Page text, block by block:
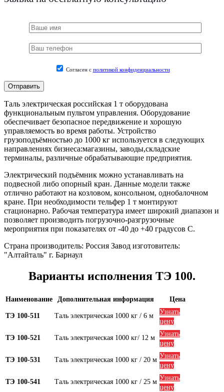
Согласен с политикой конфиденциальности
Таль электрическая российская 1 т оборудована
функциональным пультом управления. Оборудование
обеспечивает безопасное передвижение и хорошую
управляемость во время работы. Устройство
грузоподъёмностью до 1000 кг используется в следующих
направлениях бизнеса:магазины, заводы,складские
терминалы, различные обрабатывающие предприятия.
Электрический подъёмник можно устанавливать на
подвесной либо опорный кран. Данные модели также
отлично работают на козловом, консольном, однобалочном
кране. При необходимости тельфер 1 т монтируют
стационарно. Рабочая температура имеет широкий диапазон и
позволяет производить погрузочно-разгрузочные
мероприятия при показателях от -40 до +40 градусов С.
Страна производитель: Россия Завод изготовитель:
"Алтайталь" г. Барнаул
Варианты исполнения ТЭ 100.
Наименование Дополнительная информация Цена
ТЭ 100-511 Таль электрическая 1000 кг / 6 м
Узнать
цену
ТЭ 100-521 Таль электрическая 1000 кг/ 12 м
Узнать
цену
ТЭ 100-531 Таль электрическая 1000 кг / 20 м
Узнать
цену
ТЭ 100-541 Таль электрическая 1000 кг / 25 м
Узнать
цену